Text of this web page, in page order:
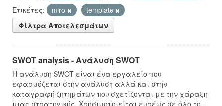
Ετικέτες:
miro
template
Φίλτρα Αποτελεσμάτων
SWOT analysis - Ανάλυση SWOT
Η ανάλυση SWOT είναι ένα εργαλείο που
εφαρμόζεται στην ανάλυση αλλά και στην
καταγραφή ζητημάτων που σχετίζονται με την χάραξη
μιας στρατηγικής. Χρησιμοποιείται ευρέως σε όλο το...